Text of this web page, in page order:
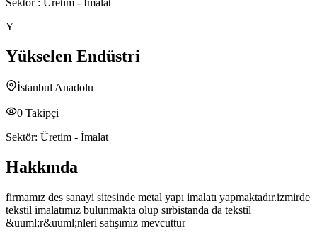
Y
Yükselen Endüstri
İstanbul Anadolu
0 Takipçi
Sektör: Üretim - İmalat
Hakkında
firmamız des sanayi sitesinde metal yapı imalatı yapmaktadır.izmirde
tekstil imalatımız bulunmakta olup sırbistanda da tekstil
&uuml;r&uuml;nleri satışımız mevcuttur